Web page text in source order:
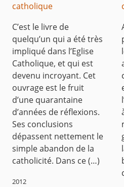
catholique
C’est le livre de
quelqu’un qui a été très
impliqué dans l’Eglise
Catholique, et qui est
devenu incroyant. Cet
ouvrage est le fruit
d’une quarantaine
d’années de réflexions.
Ses conclusions
dépassent nettement le
simple abandon de la
catholicité. Dans ce (…)
2012